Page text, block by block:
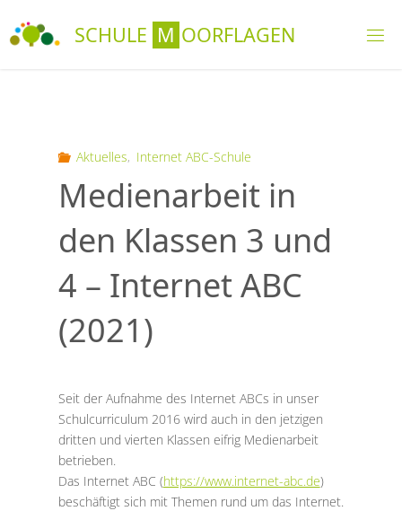
content
SCHULE M OORFLAGEN
Aktuelles, Internet ABC-Schule
Medienarbeit in
den Klassen 3 und
4 – Internet ABC
(2021)
Seit der Aufnahme des Internet ABCs in unser
Schulcurriculum 2016 wird auch in den jetzigen
dritten und vierten Klassen eifrig Medienarbeit
betrieben.
Das Internet ABC (https://www.internet-abc.de)
beschäftigt sich mit Themen rund um das Internet.